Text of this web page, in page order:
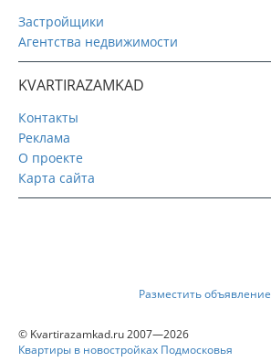
Застройщики
Агентства недвижимости
KVARTIRAZAMKAD
Контакты
Реклама
О проекте
Карта сайта
Разместить объявление
© Kvartirazamkad.ru 2007—2026
Квартиры в новостройках Подмосковья